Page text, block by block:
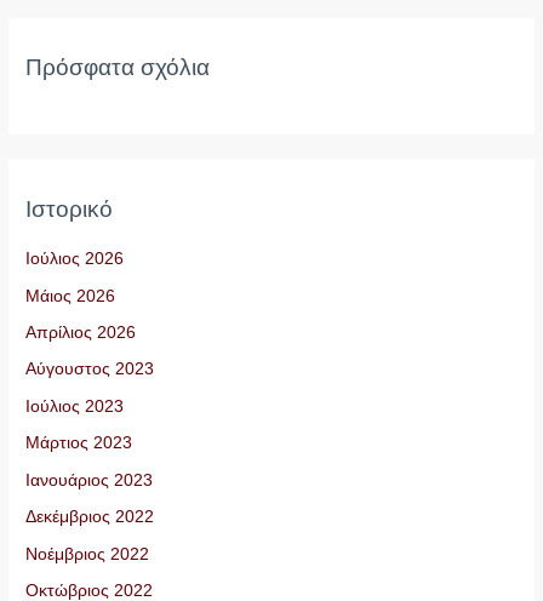
Πρόσφατα σχόλια
Ιστορικό
Ιούλιος 2026
Μάιος 2026
Απρίλιος 2026
Αύγουστος 2023
Ιούλιος 2023
Μάρτιος 2023
Ιανουάριος 2023
Δεκέμβριος 2022
Νοέμβριος 2022
Οκτώβριος 2022